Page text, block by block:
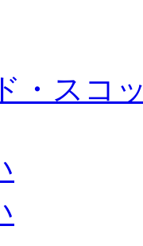
・スコ